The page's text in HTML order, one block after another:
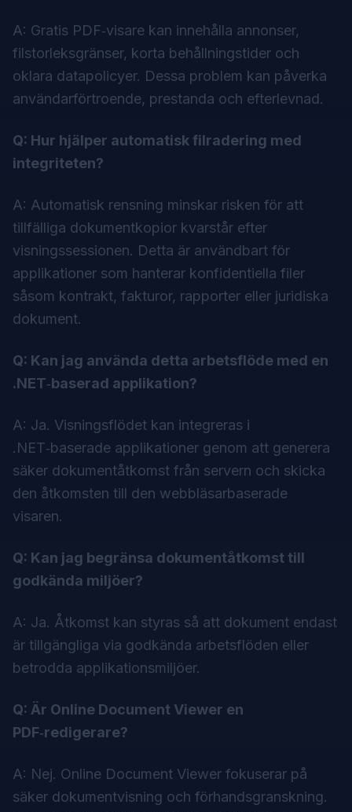
A: Gratis PDF‑visare kan innehålla annonser,
filstorleksgränser, korta behållningstider och
oklara datapolicyer. Dessa problem kan påverka
användarförtroende, prestanda och efterlevnad.
Q: Hur hjälper automatisk filradering med
integriteten?
A: Automatisk rensning minskar risken för att
tillfälliga dokumentkopior kvarstår efter
visningssessionen. Detta är användbart för
applikationer som hanterar konfidentiella filer
såsom kontrakt, fakturor, rapporter eller juridiska
dokument.
Q: Kan jag använda detta arbetsflöde med en
.NET‑baserad applikation?
A: Ja. Visningsflödet kan integreras i
.NET‑baserade applikationer genom att generera
säker dokumentåtkomst från servern och skicka
den åtkomsten till den webbläsarbaserade
visaren.
Q: Kan jag begränsa dokumentåtkomst till
godkända miljöer?
A: Ja. Åtkomst kan styras så att dokument endast
är tillgängliga via godkända arbetsflöden eller
betrodda applikationsmiljöer.
Q: Är Online Document Viewer en
PDF‑redigerare?
A: Nej. Online Document Viewer fokuserar på
säker dokumentvisning och förhandsgranskning.